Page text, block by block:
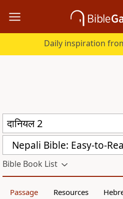
Daily inspiration
Bible Book List
Passage Resources